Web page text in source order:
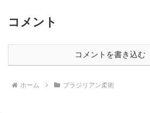
コメント
コメントを書き込む
ホーム ブラジリアン柔術